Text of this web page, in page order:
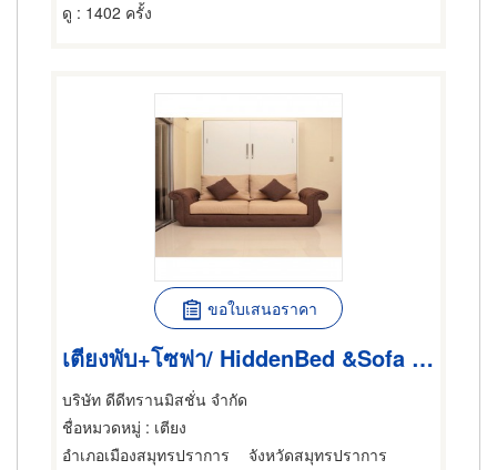
ดู : 1402 ครั้ง
ขอใบเสนอราคา
เตียงพับ+โซฟา/ HiddenBed &Sofa / SF-150 U-Classy 5ft.+ Sofa
บริษัท ดีดีทรานมิสชั่น จำกัด
ชื่อหมวดหมู่ : เตียง
อำเภอเมืองสมุทรปราการ
จังหวัดสมุทรปราการ